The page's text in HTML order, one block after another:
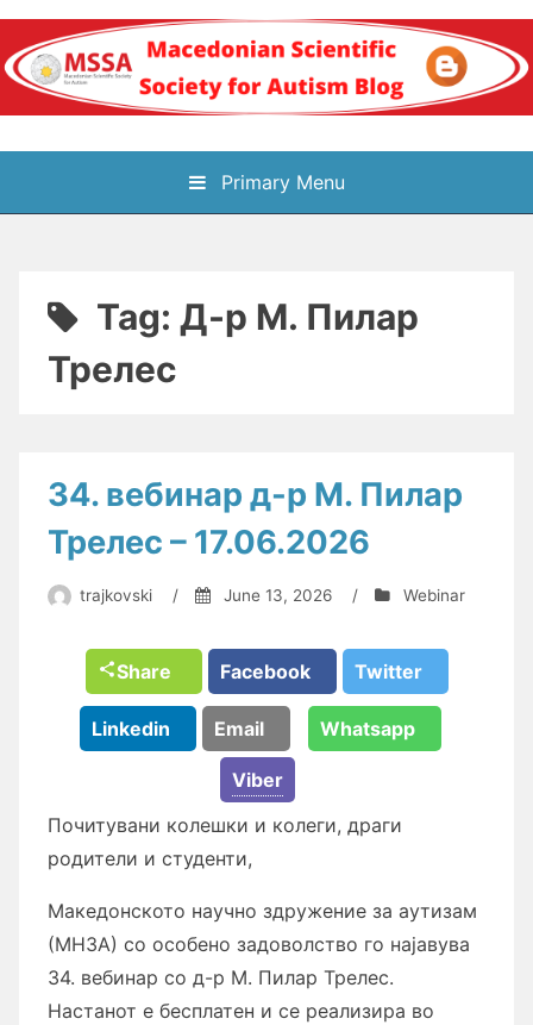
Skip
content
Блог на
Македонското научно
здружение за
аутизам
Primary Menu
Tag: Д-р М. Пилар
Трелес
34. вебинар д-р М. Пилар
Трелес – 17.06.2026
trajkovski / June 13, 2026 / Webinar
Share Facebook Twitter
Linkedin Email Whatsapp
Viber
Почитувани колешки и колеги, драги
родители и студенти,
Македонското научно здружение за аутизам
(МНЗА) со особено задоволство го најавува
34. вебинар со д-р М. Пилар Трелес.
Настанот е бесплатен и се реализира во